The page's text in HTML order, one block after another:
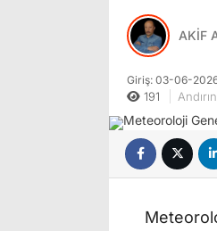
AKİF
Giriş: 03-06-
191 Andırın